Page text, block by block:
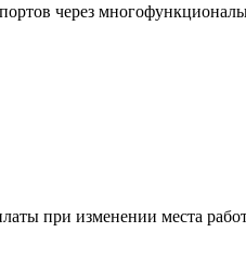
через
при изменении места